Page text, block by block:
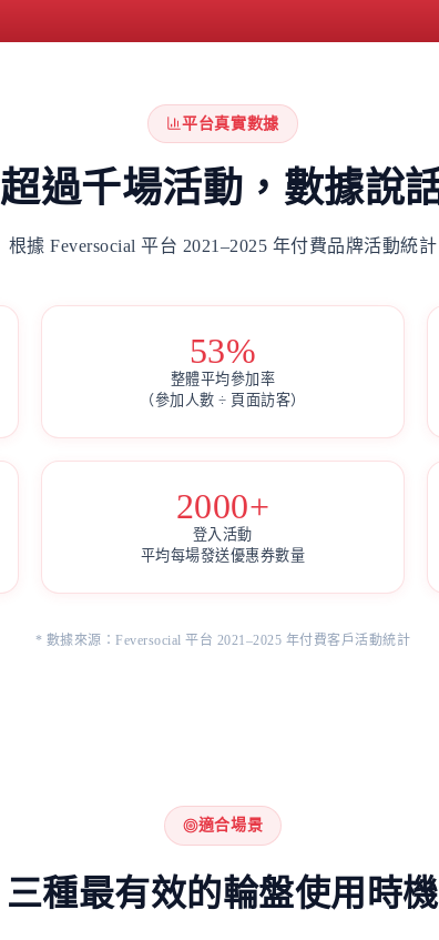
平台真實數據
超過千場活動，數據說
根據 Feversocial 平台 2021–2025 年付費品牌活動統計
53%
整體平均參加率
（參加人數 ÷ 頁面訪客）
2000+
登入活動
平均每場發送優惠券數量
* 數據來源：Feversocial 平台 2021–2025 年付費客戶活動統計
適合場景
三種最有效的輪盤使用時機